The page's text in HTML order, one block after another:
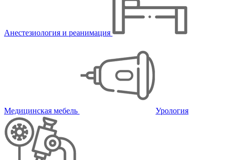
Анестезиология и реанимация
Медицинская мебель Урология